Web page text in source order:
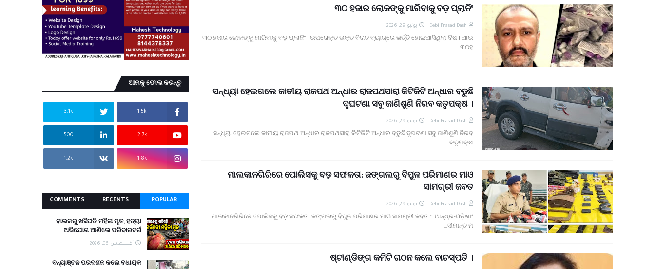
୩୦ ହଜାର ଲୋକଙ୍କୁ ମାରିବାକୁ ବଡ଼ ପ୍ଲାନିଂ
Debi Prasad Dash يونيو 29, 2026
୩୦ ହଜାର ଲୋକଙ୍କୁ ମାରିବାକୁ ବଡ଼ ପ୍ଲାନିଂ ! ଉପରୋକ୍ତ ଉକ୍ତ ବିରାତ ବ୍ୟାଗ୍ରେ ଭର୍ତ୍ତି ହୋଇଆସିଥିଲା ବିଷ। ଆଉ
୩୦ହ…
ସନ୍ଧ୍ୟା ହେଇଗଲେ ଜାତୀୟ ରାଜପଥ ଅନ୍ଧାର ରାଜପଥସାରା କିଟିକିଟି ଅନ୍ଧାର ବଡୁଛି
ଦୃଘଟଣା ସବୁ ଜାଣିଶୁଣି ନିରବ କତୃପକ୍ଷ ।
Debi Prasad Dash يونيو 29, 2026
ସନ୍ଧ୍ୟା ହେଇଗଲେ ଜାତୀୟ ରାଜପଥ ଅନ୍ଧାର ରାଜପଥସାରା କିଟିକିଟି ଅନ୍ଧାର ବଡୁଛି ଦୃଘଟଣା ସବୁ ଜାଣିଶୁଣି ନିରବ
କତୃପକ୍ଷ…
ମାଲକାନଗିରିରେ ପୋଲିସକୁ ବଡ଼ ସଫଳତା: ଜଙ୍ଗଲରୁ ବିପୁଳ ପରିମାଣର ମାଓ
ସାମଗ୍ରୀ ଜବତ
Debi Prasad Dash يونيو 29, 2026
*ମାଲକାନଗିରିରେ ପୋଲିସକୁ ବଡ଼ ସଫଳତା: ଜଙ୍ଗଲରୁ ବିପୁଳ ପରିମାଣର ମାଓ ସାମଗ୍ରୀ ଜବତ!* ଆନ୍ଧ୍ର-ଓଡ଼ିଶା
ସୀମାନ୍ତ ମ…
ଷ୍ଟାଣ୍ଡିଙ୍ଗ କମିଟି ଗଠନ କଲେ ବାଚସ୍ପତି ।
ଆମକୁ ଫୋଲ କରନ୍ତୁ
1.5k
3.1k
2.7k
500
1.8k
1.2k
POPULAR
RECENTS
COMMENTS
ବାଇକରୁ ଖସିପଡି ମହିଳା ମୃତ, ହତ୍ୟା
ଅଭିଯୋଗ ଆଣିଲେ ପରିବାରବର୍ଗ
أغسطس 06, 2026
ବନ୍ୟାଞ୍ଚଳ ପରିଦର୍ଶନ କଲେ ବିଧାୟକ